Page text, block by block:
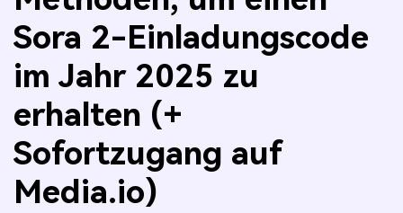
Sora 2-Einladungscode
im Jahr 2025 zu
erhalten (+
Sofortzugang auf
Media.io)